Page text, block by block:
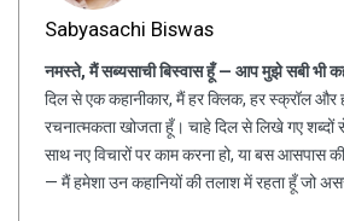
Sabyasachi Biswas
नमस्ते, मैं सब्यसाची बिस्वास हूँ — आप मुझे सबी भी
दिल से एक कहानीकार, मैं हर क्लिक, हर स्क्रॉल और
रचनात्मकता खोजता हूँ। चाहे दिल से लिखे गए शब्दों
साथ नए विचारों पर काम करना हो, या बस आसपास
— मैं हमेशा उन कहानियों की तलाश में रहता हूँ जो